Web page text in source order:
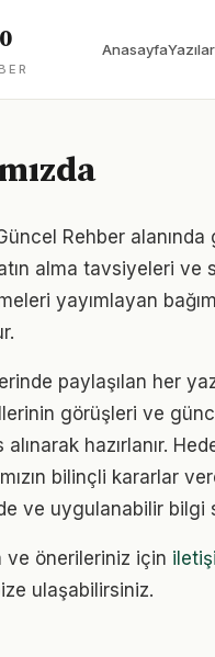
AnasayfaYazılar
Rehber alanında
alma tavsiyeleri ve
yayımlayan
paylaşılan her
görüşleri ve
hazırlanır.
bilinçli kararlar
ve uygulanabilir bilgi
ve önerileriniz için
ulaşabilirsiniz.